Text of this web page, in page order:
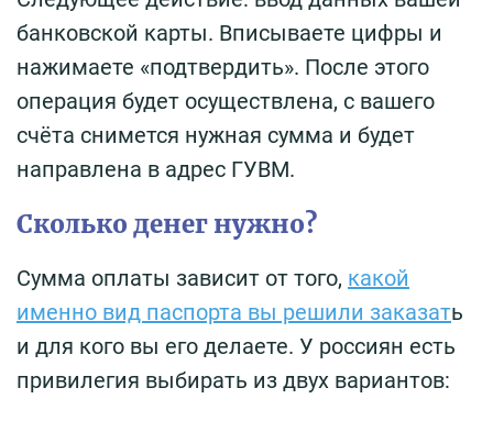
банковской карты. Вписываете цифры и
нажимаете «подтвердить». После этого
операция будет осуществлена, с вашего
счёта снимется нужная сумма и будет
направлена в адрес ГУВМ.
Сколько денег нужно?
Сумма оплаты зависит от того, какой
именно вид паспорта вы решили заказать
и для кого вы его делаете. У россиян есть
привилегия выбирать из двух вариантов: